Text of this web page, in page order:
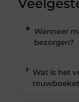
Wanneer
bezorgen?
Wat is het